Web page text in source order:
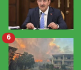
6